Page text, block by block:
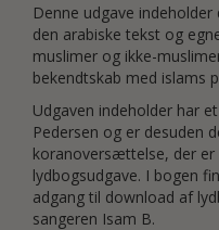
Denne udgave
den arabiske tekst og
muslimer og ikke-
bekendtskab med islams
Udgaven indeholder har
Pedersen og er desuden
koranoversættelse, der
lydbogsudgave. I bogen
adgang til download af
sangeren Isam B.